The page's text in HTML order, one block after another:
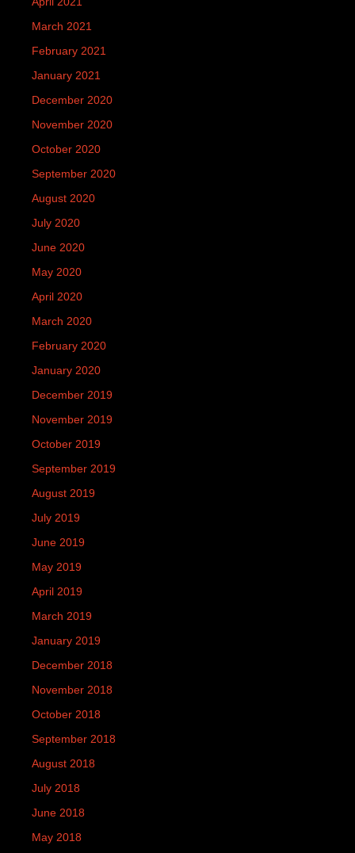
March 2021
February 2021
January 2021
December 2020
November 2020
October 2020
September 2020
August 2020
July 2020
June 2020
May 2020
April 2020
March 2020
February 2020
January 2020
December 2019
November 2019
October 2019
September 2019
August 2019
July 2019
June 2019
May 2019
April 2019
March 2019
January 2019
December 2018
November 2018
October 2018
September 2018
August 2018
July 2018
June 2018
May 2018